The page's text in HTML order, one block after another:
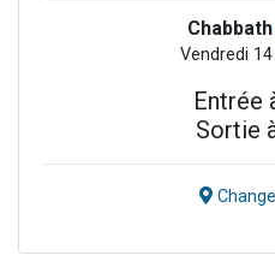
Chabbath
Vendredi
Entrée
Sortie